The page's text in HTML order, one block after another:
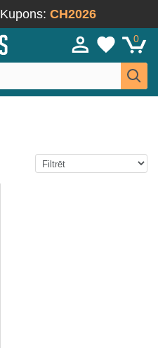
Kupons: CH2026
0